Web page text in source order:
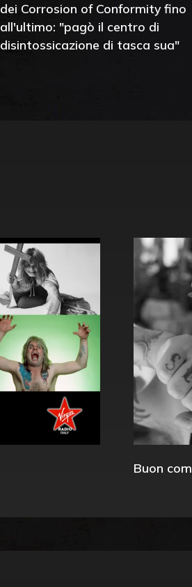
dei Corrosion of Conformity fino
all'ultimo: "pagò il centro di
disintossicazione di tasca sua"
Buon